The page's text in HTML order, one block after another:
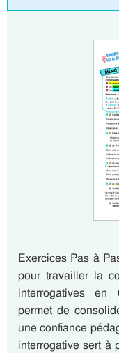
Exercices Pas à
pour travailler la
interrogatives en
permet de
une confiance
interrogative sert à